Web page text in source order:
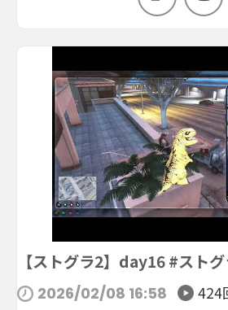
【ストグラ2】day16 #スト
2026/02/08 16:58 424